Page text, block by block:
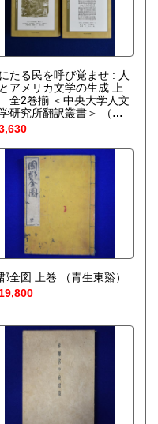
たる民を呼び覚ませ : 人
アメリカ文学の生成 上
全2巻揃 ＜中央大学人文
研究所翻訳叢書＞
（エ
ク・J.サンドクイスト 著
尾直知, 中尾秀博, 藤平育
か訳）
全図 上巻
（青生東谿）